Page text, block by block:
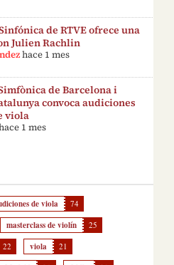
de RTVE ofrece una
Julien Rachlin
hace 1 mes
de Barcelona i
convoca audiciones
viola
1 mes
de viola 74
masterclass de violín 25
22 viola 21